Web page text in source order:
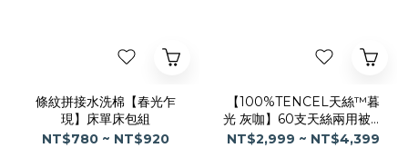
條紋拼接水洗棉【春光乍
現】床單床包組
NT$780 ~ NT$920
【100%TENCEL天絲™暮
光 灰咖】60支天絲兩用被床
包組SET(僅宅配)
NT$2,999 ~ NT$4,399